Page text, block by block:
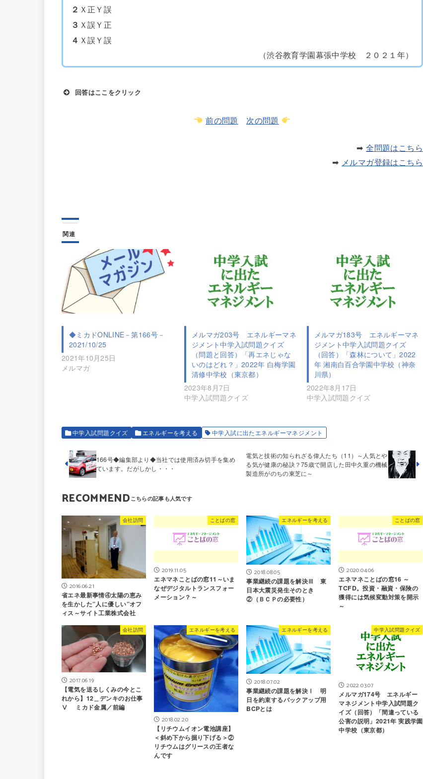
２ Ｘ正Ｙ誤
３ Ｘ誤Ｙ正
４ Ｘ誤Ｙ誤
（渋谷教育学園幕張中学校 ２０２１年）
回答はここをクリック
前の問題 次の問題
➡全問題はこちら
➡ メルマガ登録はこちら
関連
◆ミカドONLINE－第166号－
2021/10/25
2021年10月25日
メルマガ
メルマガ203号 エネルギーマネ
ジメント中学入試問題クイズ
（問題と回答）「再エネじゃな
いのはどれ？」2022年 白梅学園
清修中学校（東京都）
2023年8月7日
中学入試問題クイズ
メルマガ183号 エネルギーマネ
ジメント中学入試問題クイズ
（回答）「森林について」2022
年 湘南白百合学園中学校（神奈
川県）
2022年8月17日
中学入試問題クイズ
中学入試問題クイズ エネルギーを考える 中学入試に出たエネルギーマネジメント
電気と技術の知られざる偉人たち（11）～人気とや
る気が健康の秘訣？75歳で開店した田中久重の機械
製造所がのちの東芝に～
166号◆編集部より◆当社では使用済み切手を集め
ています。だがしかし・・・
RECOMMEND
会社訪問
2016.06.21
省エネ最新事情④太陽の恵み
を生かした”人に優しい”オフ
ィス～サイト工業株式会社
ことばの窓
2019.11.05
エネマネことばの窓11～いま
なぜデジタルトランスフォー
メーション？～
エネルギーを考える
2018.08.05
事業継続の課題を解決Ⅲ 東
日本大震災発生そのとき
②（ＢＣＰの必要性）
ことばの窓
2020.04.06
エネマネことばの窓16 ～
TCFD。投資・融資・保険の
獲得には気候変動対策を開示
～
会社訪問
2017.06.19
【電気を送るしくみの今とこ
れから】12＿デンキのお仕事
Ⅴ ミカド金属／前編
エネルギーを考える
2018.02.20
【リチウムイオン電池講座】
＜斜め下から掘り下げる＞②
リチウムはグリースの王者な
んです
エネルギーを考える
2018.07.02
事業継続の課題を解決Ⅰ 明
日を約束するバックアップ用
BCPとは
中学入試問題クイズ
2022.03.07
メルマガ174号 エネルギー
マネジメント中学入試問題ク
イズ（回答）「間違っている
公害の説明」2021年 実践学園
中学校（東京都）